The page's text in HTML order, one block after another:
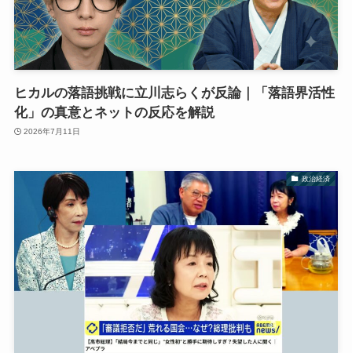
ヒカルの落語挑戦に立川志らくが反論｜「落語界活性
化」の真意とネットの反応を解説
2026年7月11日
政治経済